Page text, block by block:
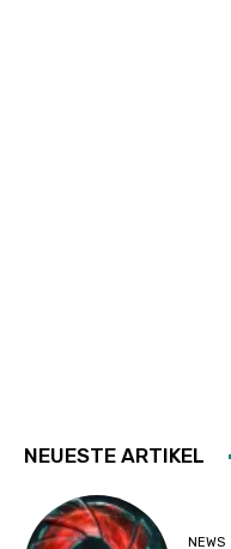
NEUESTE ARTIKEL
NEWS